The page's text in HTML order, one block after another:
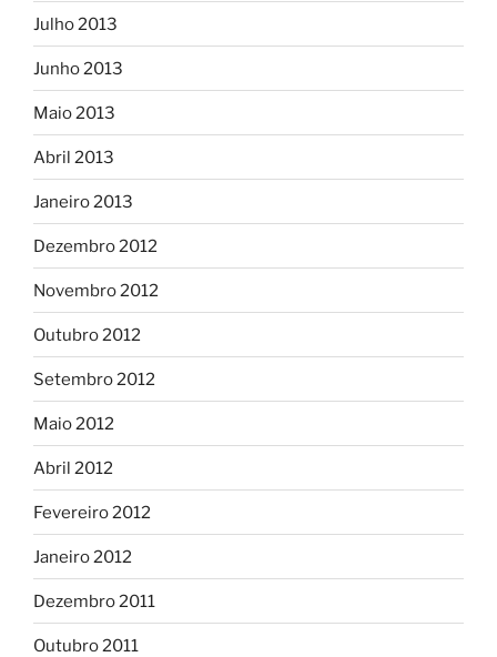
Julho 2013
Junho 2013
Maio 2013
Abril 2013
Janeiro 2013
Dezembro 2012
Novembro 2012
Outubro 2012
Setembro 2012
Maio 2012
Abril 2012
Fevereiro 2012
Janeiro 2012
Dezembro 2011
Outubro 2011